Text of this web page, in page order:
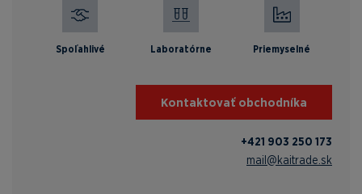
Kontaktovať obchodníka
+421 903 250 173
mail@kaitrade.sk
Spoľahlivé Laboratórne Priemyselné